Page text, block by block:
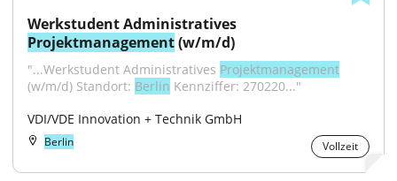
Projektmanagement (w/m/d)
"...Werkstudent Administratives Projektmanagement
(w/m/d) Standort: Berlin Kennziffer: 270220..."
VDI/VDE Innovation + Technik GmbH
Berlin Vollzeit